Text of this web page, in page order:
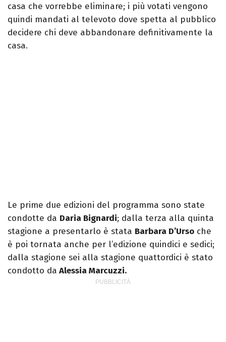
casa che vorrebbe eliminare; i più votati vengono
quindi mandati al televoto dove spetta al pubblico
decidere chi deve abbandonare definitivamente la
casa.
Le prime due edizioni del programma sono state
condotte da Daria Bignardi; dalla terza alla quinta
stagione a presentarlo è stata Barbara D’Urso che
è poi tornata anche per l’edizione quindici e sedici;
dalla stagione sei alla stagione quattordici è stato
condotto da Alessia Marcuzzi.